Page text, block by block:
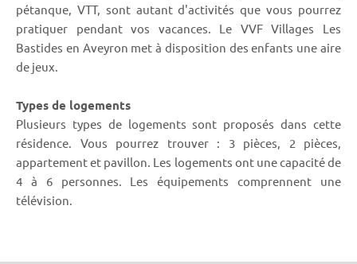
pétanque, VTT, sont autant d'activités que vous pourrez
pratiquer pendant vos vacances. Le VVF Villages Les
Bastides en Aveyron met à disposition des enfants une aire
de jeux.
Types de logements
Plusieurs types de logements sont proposés dans cette
résidence. Vous pourrez trouver : 3 pièces, 2 pièces,
appartement et pavillon. Les logements ont une capacité de
4 à 6 personnes. Les équipements comprennent une
télévision.